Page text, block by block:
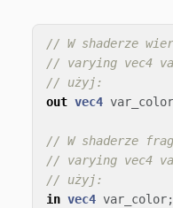
// W shaderze
// varying vec4
// użyj:
out vec4 var_color
// W shaderze
// varying vec4
// użyj:
in vec4 var_color;